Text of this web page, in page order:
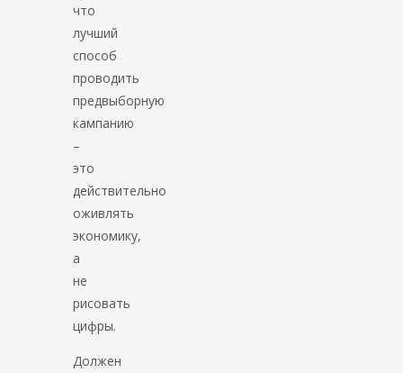
что
лучший
способ
проводить
предвыборную
кампанию
–
это
действительно
оживлять
экономику,
а
не
рисовать
цифры.
Должен